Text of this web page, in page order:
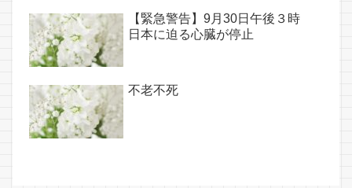
【緊急警告】9月30日午後３時
日本に迫る心臓が停止
不老不死